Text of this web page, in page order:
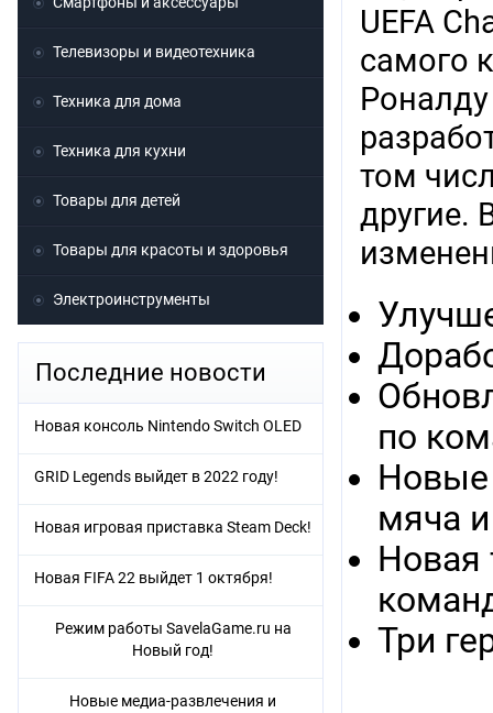
UEFA
самого
том
другие.
по
Новые
мяча
Новая
Три
Телевизоры и видеотехника
Техника для дома
Техника для кухни
Товары для детей
Товары для красоты и здоровья
Электроинструменты
Последние новости
Новая консоль Nintendo Switch OLED
GRID Legends выйдет в 2022 году!
Новая игровая приставка Steam Deck!
Новая FIFA 22 выйдет 1 октября!
Режим работы SavelaGame.ru на
Новый год!
Новые медиа-развлечения и